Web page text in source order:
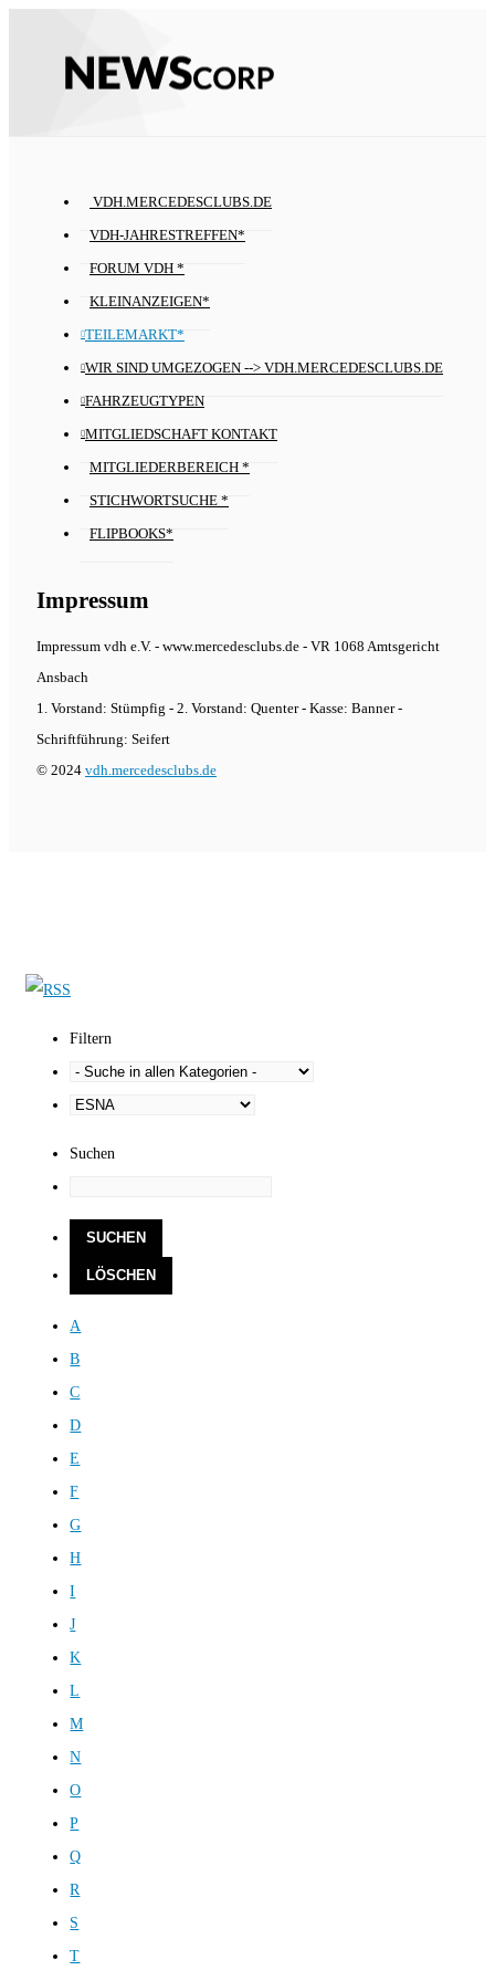
VDH.MERCEDESCLUBS.DE
VDH-JAHRESTREFFEN*
FORUM VDH *
KLEINANZEIGEN*
TEILEMARKT*
WIR SIND UMGEZOGEN --> VDH.MERCEDESCLUBS.DE
FAHRZEUGTYPEN
MITGLIEDSCHAFT KONTAKT
MITGLIEDERBEREICH *
STICHWORTSUCHE *
FLIPBOOKS*
Impressum
Impressum vdh e.V. - www.mercedesclubs.de - VR 1068 Amtsgericht
Ansbach
1. Vorstand: Stümpfig - 2. Vorstand: Quenter - Kasse: Banner -
Schriftführung: Seifert
© 2024 vdh.mercedesclubs.de
Filtern
Suchen
A
B
C
D
E
F
G
H
I
J
K
L
M
N
O
P
Q
R
S
T